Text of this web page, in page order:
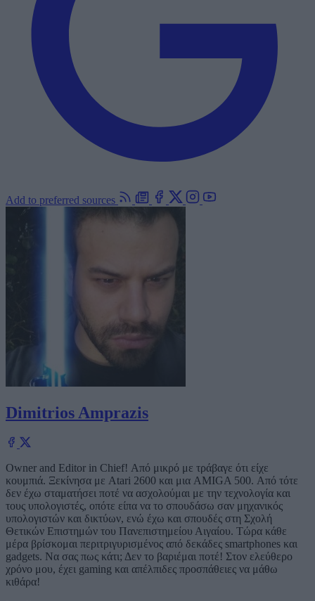
Add to preferred sources
Dimitrios Amprazis
Owner and Editor in Chief! Από μικρό με τράβαγε ότι είχε
κουμπιά. Ξεκίνησα με Atari 2600 και μια AMIGA 500. Από τότε
δεν έχω σταματήσει ποτέ να ασχολούμαι με την τεχνολογία και
τους υπολογιστές, οπότε είπα να το σπουδάσω σαν μηχανικός
υπολογιστών και δικτύων, ενώ έχω και σπουδές στη Σχολή
Θετικών Επιστημών του Πανεπιστημείου Αιγαίου. Τώρα κάθε
μέρα βρίσκομαι περιτριγυρισμένος από δεκάδες smartphones και
gadgets. Να σας πως κάτι; Δεν το βαριέμαι ποτέ! Στον ελεύθερο
χρόνο μου, έχει gaming και απέλπιδες προσπάθειες να μάθω
κιθάρα!